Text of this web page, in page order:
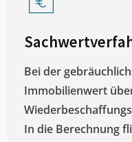
Bei der
Immobilienwert
In die Berechnung